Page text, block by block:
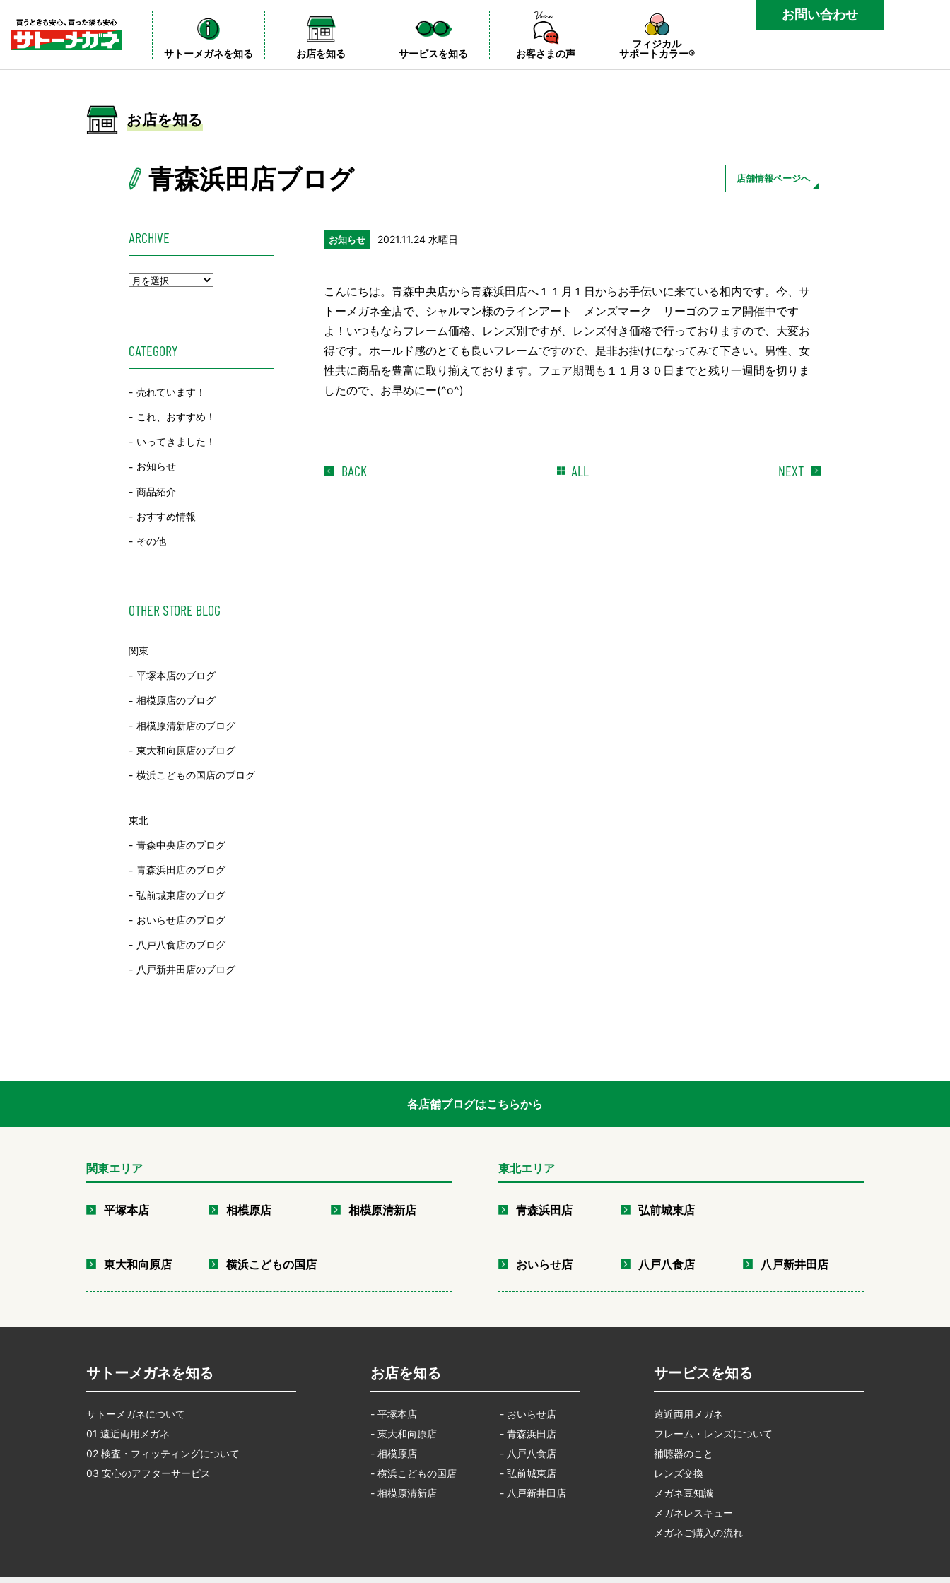
お問い合わせ
サトーメガネを知る お店を知る サービスを知る お客さまの声
フィジカル
サポートカラー®
お店を知る
青森浜田店ブログ 店舗情報ページへ
お知らせ 2021.11.24 水曜日
こんにちは。青森中央店から青森浜田店へ１１月１日からお手伝いに来ている相内です。今、サ
トーメガネ全店で、シャルマン様のラインアート メンズマーク リーゴのフェア開催中です
よ！いつもならフレーム価格、レンズ別ですが、レンズ付き価格で行っておりますので、大変お
得です。ホールド感のとても良いフレームですので、是非お掛けになってみて下さい。男性、女
性共に商品を豊富に取り揃えております。フェア期間も１１月３０日までと残り一週間を切りま
したので、お早めにー(^o^)
BACK ALL NEXT
ARCHIVE
CATEGORY
売れています！
これ、おすすめ！
いってきました！
お知らせ
商品紹介
おすすめ情報
その他
OTHER STORE BLOG
関東
平塚本店のブログ
相模原店のブログ
相模原清新店のブログ
東大和向原店のブログ
横浜こどもの国店のブログ
東北
青森中央店のブログ
青森浜田店のブログ
弘前城東店のブログ
おいらせ店のブログ
八戸八食店のブログ
八戸新井田店のブログ
各店舗ブログはこちらから
関東エリア
平塚本店 相模原店 相模原清新店
東大和向原店 横浜こどもの国店
東北エリア
青森浜田店 弘前城東店
おいらせ店 八戸八食店 八戸新井田店
サトーメガネを知る
サトーメガネについて
01 遠近両用メガネ
02 検査・フィッティングについて
03 安心のアフターサービス
お店を知る
- 平塚本店
- 東大和向原店
- 相模原店
- 横浜こどもの国店
- 相模原清新店
- おいらせ店
- 青森浜田店
- 八戸八食店
- 弘前城東店
- 八戸新井田店
サービスを知る
遠近両用メガネ
フレーム・レンズについて
補聴器のこと
レンズ交換
メガネ豆知識
メガネレスキュー
メガネご購入の流れ